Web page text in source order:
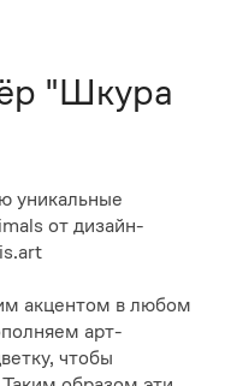
"Шкура
уникальные
от дизайн-
акцентом в любом
арт-
чтобы